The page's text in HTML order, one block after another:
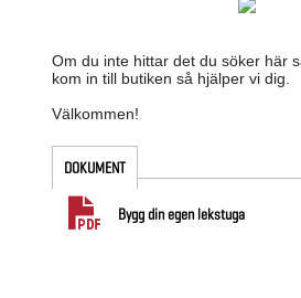
Om du inte hittar det du söker här
kom in till butiken så hjälper vi dig.
Välkommen!
DOKUMENT
Bygg din egen lekstuga